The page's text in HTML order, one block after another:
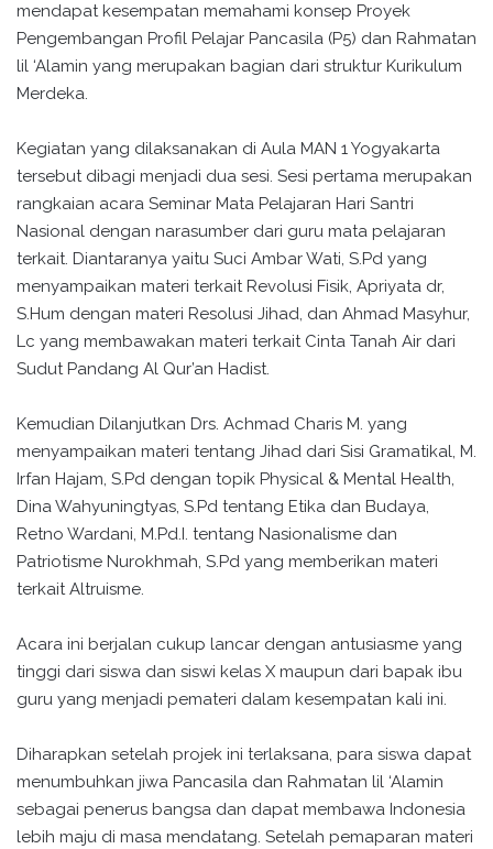
mendapat kesempatan memahami konsep Proyek
Pengembangan Profil Pelajar Pancasila (P5) dan Rahmatan
lil ‘Alamin yang merupakan bagian dari struktur Kurikulum
Merdeka.
Kegiatan yang dilaksanakan di Aula MAN 1 Yogyakarta
tersebut dibagi menjadi dua sesi. Sesi pertama merupakan
rangkaian acara Seminar Mata Pelajaran Hari Santri
Nasional dengan narasumber dari guru mata pelajaran
terkait. Diantaranya yaitu Suci Ambar Wati, S.Pd yang
menyampaikan materi terkait Revolusi Fisik, Apriyata dr,
S.Hum dengan materi Resolusi Jihad, dan Ahmad Masyhur,
Lc yang membawakan materi terkait Cinta Tanah Air dari
Sudut Pandang Al Qur’an Hadist.
Kemudian Dilanjutkan Drs. Achmad Charis M. yang
menyampaikan materi tentang Jihad dari Sisi Gramatikal, M.
Irfan Hajam, S.Pd dengan topik Physical & Mental Health,
Dina Wahyuningtyas, S.Pd tentang Etika dan Budaya,
Retno Wardani, M.Pd.I. tentang Nasionalisme dan
Patriotisme Nurokhmah, S.Pd yang memberikan materi
terkait Altruisme.
Acara ini berjalan cukup lancar dengan antusiasme yang
tinggi dari siswa dan siswi kelas X maupun dari bapak ibu
guru yang menjadi pemateri dalam kesempatan kali ini.
Diharapkan setelah projek ini terlaksana, para siswa dapat
menumbuhkan jiwa Pancasila dan Rahmatan lil ‘Alamin
sebagai penerus bangsa dan dapat membawa Indonesia
lebih maju di masa mendatang. Setelah pemaparan materi